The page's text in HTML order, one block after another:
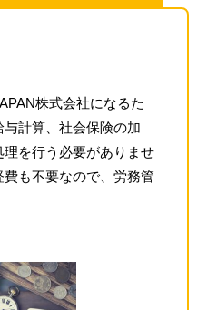
株式会社になるた
計算、社会保険の加
を行う必要がありませ
も不要なので、労務管